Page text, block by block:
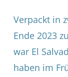
Verpackt in
Ende 2023
war El
haben im